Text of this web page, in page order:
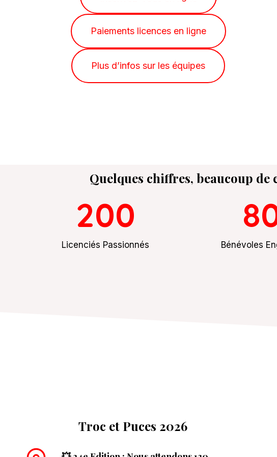
Paiements licences en ligne
Plus d’infos sur les équipes
Quelques chiffres, beaucoup
200
Licenciés Passionnés Bénévoles
Troc et Puces 2026